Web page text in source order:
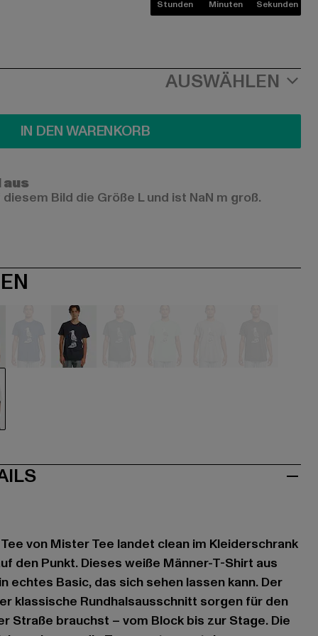
Stunden Minuten Sekunden
AUSWÄHLEN
IN DEN WARENKORB
Bild die Größe L und ist NaN m groß.
von Mister Tee landet clean im Kleiderschrank
den Punkt. Dieses weiße Männer-T-Shirt aus
echtes Basic, das sich sehen lassen kann. Der
klassische Rundhalsausschnitt sorgen für den
Straße brauchst – vom Block bis zur Stage. Die